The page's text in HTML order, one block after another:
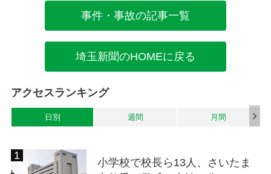
事件・事故の記事一覧
埼玉新聞のHOMEに戻る
アクセスランキング
日別 週間 月間
小学校で校長ら13人、さいたま